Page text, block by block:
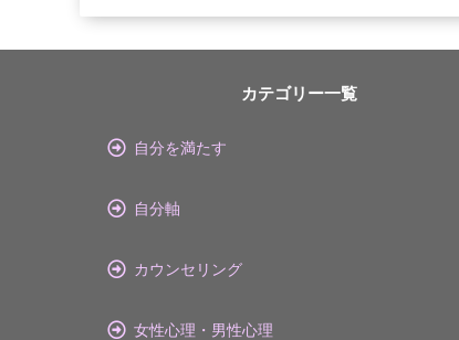
カテゴリー一覧
自分を満たす
自分軸
カウンセリング
女性心理・男性心理